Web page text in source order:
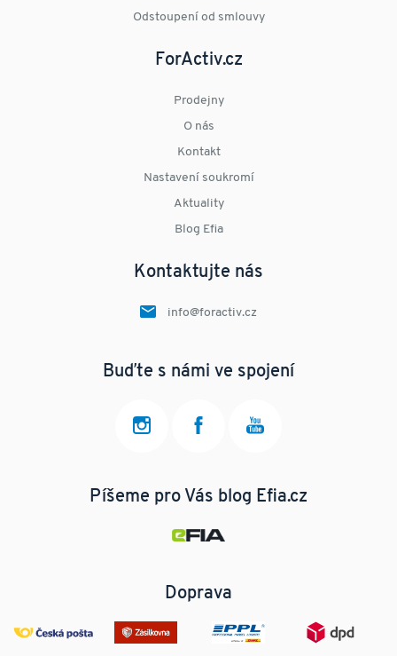
Odstoupení od smlouvy
ForActiv.cz
Prodejny
O nás
Kontakt
Nastavení soukromí
Aktuality
Blog Efia
Kontaktujte nás
info@foractiv.cz
Buďte s námi ve spojení
Píšeme pro Vás blog Efia.cz
Doprava